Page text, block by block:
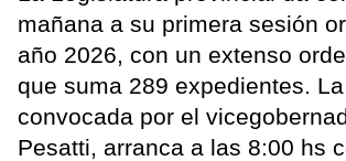
mañana a su primera sesión
año 2026, con un extenso
que suma 289 expedientes.
convocada por el
Pesatti, arranca a las 8:00 hs